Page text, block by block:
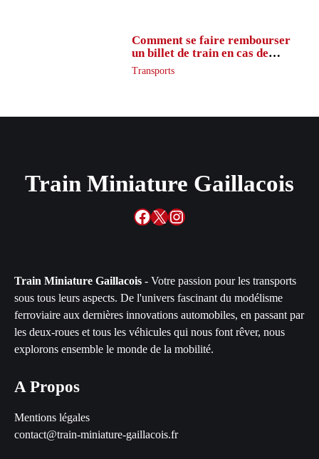
Comment se faire rembourser
un billet de train en cas de
retard ?
Transports
Train Miniature Gaillacois
Facebook
X Instagram
Train Miniature Gaillacois - Votre passion pour les transports
sous tous leurs aspects. De l'univers fascinant du modélisme
ferroviaire aux dernières innovations automobiles, en passant par
les deux-roues et tous les véhicules qui nous font rêver, nous
explorons ensemble le monde de la mobilité.
A Propos
Mentions légales
contact@train-miniature-gaillacois.fr